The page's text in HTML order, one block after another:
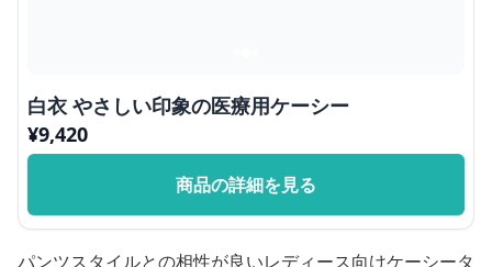
白衣 やさしい印象の医療用ケーシー
¥9,420
商品の詳細を見る
パンツスタイルとの相性が良いレディース向けケーシータ